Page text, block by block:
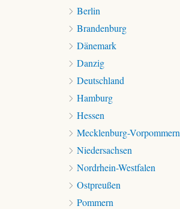
Berlin
Brandenburg
Dänemark
Danzig
Deutschland
Hamburg
Hessen
Mecklenburg-Vorpommern
Niedersachsen
Nordrhein-Westfalen
Ostpreußen
Pommern